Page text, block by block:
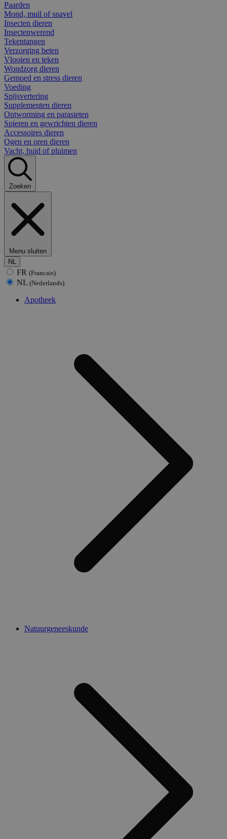
Paarden
Mond, muil of snavel
Insecten dieren
Insectenwerend
Tekentangen
Verzorging beten
Vlooien en teken
Wondzorg dieren
Gemoed en stress dieren
Voeding
Spijsvertering
Supplementen dieren
Ontworming en parasieten
Spieren en gewrichten dieren
Accessoires dieren
Ogen en oren dieren
Vacht, huid of pluimen
Zoeken
Menu sluiten
NL
FR (Francais)
NL (Nederlands)
Apotheek
Natuurgeneeskunde